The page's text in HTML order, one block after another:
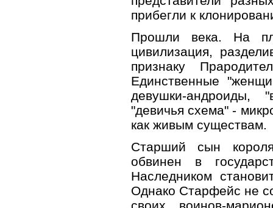
прибегли к
Прошли века. На
цивилизация,
признаку
Единственные
девушки-андроиды,
"девичья схема" -
как живым существам.
Старший сын
обвинен в
Наследником
Однако Старфейс не
своих воинов-